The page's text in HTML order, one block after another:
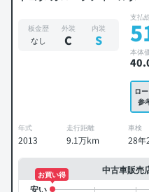
板金歴
なし
外装
C
内装
S
支払
本体
40
ロ
参
年式
2013
走行距離
9.1万km
車検
28年
中古車販売
お買い得